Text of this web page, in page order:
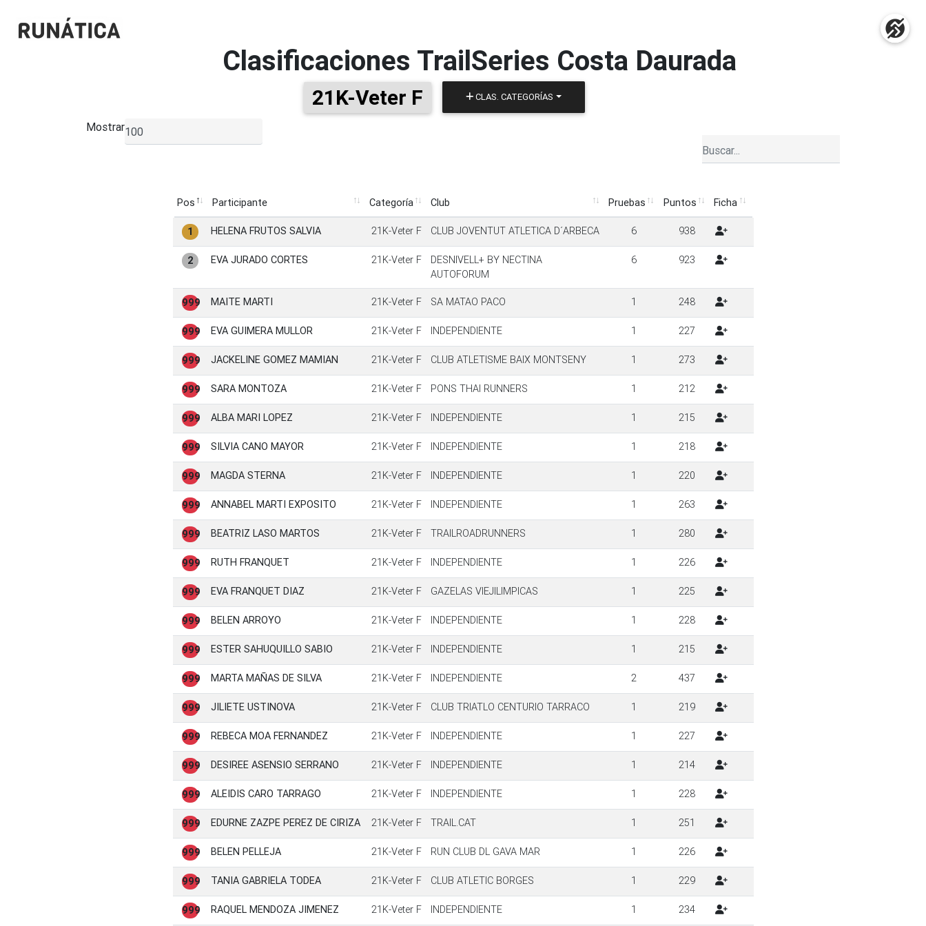
Clasificaciones TrailSeries Costa Daurada
21K-Veter F CLAS. CATEGORÍAS
Mostrar
Pos Participante Categoría Club Pruebas Puntos
Ficha
Pos
Participante Categoría Club Pruebas Puntos Ficha
1 HELENA FRUTOS SALVIA 21K-Veter F CLUB JOVENTUT ATLETICA D´ARBECA 6 938
2 EVA JURADO CORTES 21K-Veter F
DESNIVELL+ BY NECTINA
AUTOFORUM
6 923
999 MAITE MARTI 21K-Veter F SA MATAO PACO 1 248
999 EVA GUIMERA MULLOR 21K-Veter F INDEPENDIENTE 1 227
999 JACKELINE GOMEZ MAMIAN 21K-Veter F CLUB ATLETISME BAIX MONTSENY 1 273
999 SARA MONTOZA 21K-Veter F PONS THAI RUNNERS 1 212
999 ALBA MARI LOPEZ 21K-Veter F INDEPENDIENTE 1 215
999 SILVIA CANO MAYOR 21K-Veter F INDEPENDIENTE 1 218
999 MAGDA STERNA 21K-Veter F INDEPENDIENTE 1 220
999 ANNABEL MARTI EXPOSITO 21K-Veter F INDEPENDIENTE 1 263
999 BEATRIZ LASO MARTOS 21K-Veter F TRAILROADRUNNERS 1 280
999 RUTH FRANQUET 21K-Veter F INDEPENDIENTE 1 226
999 EVA FRANQUET DIAZ 21K-Veter F GAZELAS VIEJILIMPICAS 1 225
999 BELEN ARROYO 21K-Veter F INDEPENDIENTE 1 228
999 ESTER SAHUQUILLO SABIO 21K-Veter F INDEPENDIENTE 1 215
999 MARTA MAÑAS DE SILVA 21K-Veter F INDEPENDIENTE 2 437
999 JILIETE USTINOVA 21K-Veter F CLUB TRIATLO CENTURIO TARRACO 1 219
999 REBECA MOA FERNANDEZ 21K-Veter F INDEPENDIENTE 1 227
999 DESIREE ASENSIO SERRANO 21K-Veter F INDEPENDIENTE 1 214
999 ALEIDIS CARO TARRAGO 21K-Veter F INDEPENDIENTE 1 228
999 EDURNE ZAZPE PEREZ DE CIRIZA 21K-Veter F TRAIL.CAT 1 251
999 BELEN PELLEJA 21K-Veter F RUN CLUB DL GAVA MAR 1 226
999 TANIA GABRIELA TODEA 21K-Veter F CLUB ATLETIC BORGES 1 229
999 RAQUEL MENDOZA JIMENEZ 21K-Veter F INDEPENDIENTE 1 234